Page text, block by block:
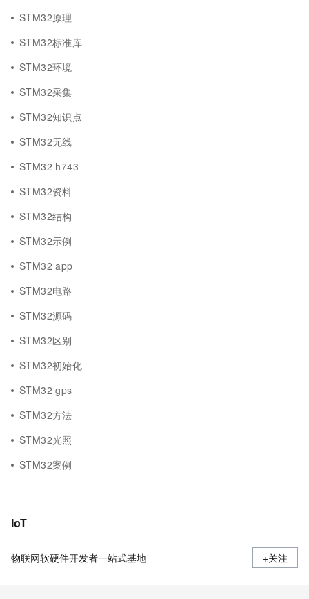
STM32原理
STM32标准库
STM32环境
STM32采集
STM32知识点
STM32无线
STM32 h743
STM32资料
STM32结构
STM32示例
STM32 app
STM32电路
STM32源码
STM32区别
STM32初始化
STM32 gps
STM32方法
STM32光照
STM32案例
IoT
物联网软硬件开发者一站式基地 +关注